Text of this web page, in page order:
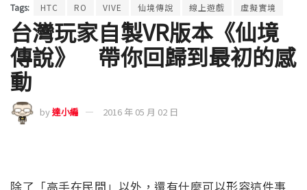
Tags: HTC RO VIVE 仙境傳說 線上遊戲 虛擬實境
台灣玩家自製VR版本《仙境
傳說》 帶你回歸到最初的感
動
by達小編 2016 年 05 月 02 日
除了「高手在民間」以外，還有什麼可以形容這件事